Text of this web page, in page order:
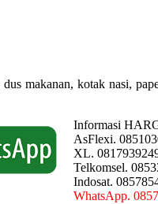
dus makanan, kotak nasi,
Informasi
AsFlexi.
XL.
Telkomsel.
Indosat.
WhatsApp.